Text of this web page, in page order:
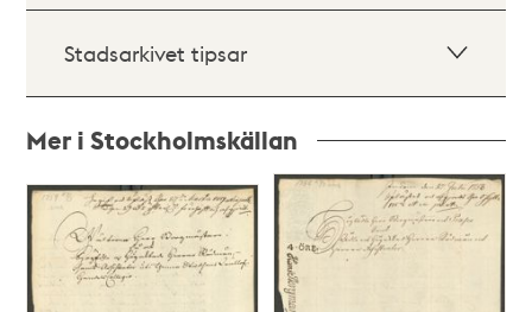
Stadsarkivet tipsar
Mer i Stockholmskällan
Relaterade
poster
och
teman